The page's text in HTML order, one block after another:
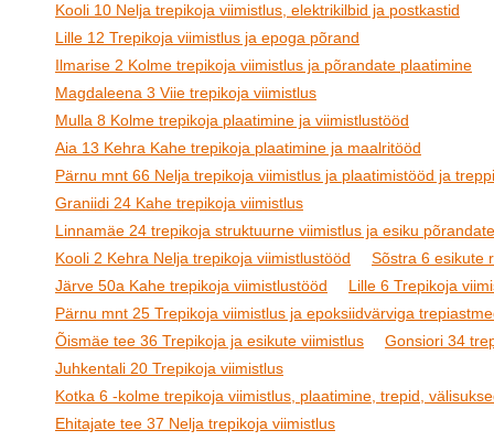
Kooli 10 Nelja trepikoja viimistlus, elektrikilbid ja postkastid
Lille 12 Trepikoja viimistlus ja epoga põrand
Ilmarise 2 Kolme trepikoja viimistlus ja põrandate plaatimine
Magdaleena 3 Viie trepikoja viimistlus
Mulla 8 Kolme trepikoja plaatimine ja viimistlustööd
Aia 13 Kehra Kahe trepikoja plaatimine ja maalritööd
Pärnu mnt 66 Nelja trepikoja viimistlus ja plaatimistööd ja
Graniidi 24 Kahe trepikoja viimistlus
Linnamäe 24 trepikoja struktuurne viimistlus ja esiku
Kooli 2 Kehra Nelja trepikoja viimistlustööd
Sõstra 6 esikute
Järve 50a Kahe trepikoja viimistlustööd
Lille 6 Trepikoja
Pärnu mnt 25 Trepikoja viimistlus ja epoksiidvärviga
Õismäe tee 36 Trepikoja ja esikute viimistlus
Gonsiori 34
Juhkentali 20 Trepikoja viimistlus
Kotka 6 -kolme trepikoja viimistlus, plaatimine, trepid,
Ehitajate tee 37 Nelja trepikoja viimistlus